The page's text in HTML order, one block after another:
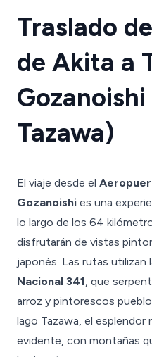
Traslado
de Akita a
Tazawa)
El viaje desde el
Gozanoishi es una
lo largo de los 64
disfrutarán de vistas
japonés. Las rutas utilizan
Nacional 341, que
arroz y pintorescos
lago Tazawa, el esplendor
evidente, con montañas